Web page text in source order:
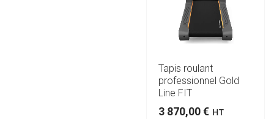
Tapis roulant
professionnel Gold
Line FIT
3 870,00€ HT